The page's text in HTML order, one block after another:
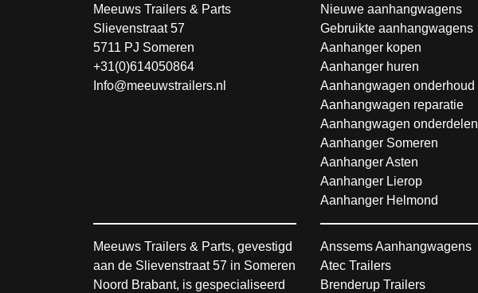
Meeuws Trailers & Parts
Slievenstraat 57
5711 PJ Someren
+31(0)614050864
Info@meeuwstrailers.nl
Nieuwe aanhangwagens
Gebruikte aanhangwagens
Aanhanger kopen
Aanhanger huren
Aanhangwagen onderhoud
Aanhangwagen reparatie
Aanhangwagen onderdelen
Aanhanger Someren
Aanhanger Asten
Aanhanger Lierop
Aanhanger Helmond
Meeuws Trailers & Parts, gevestigd
aan de Slievenstraat 57 in Someren
Noord Brabant, is gespecialiseerd
Anssems Aanhangwagens
Atec Trailers
Brenderup Trailers